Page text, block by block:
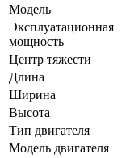
Модель
Эксплуатационная
мощность
Центр тяжести
Длина
Ширина
Высота
Тип двигателя
Модель двигателя